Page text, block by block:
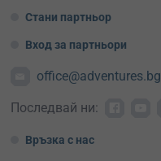
Стани партньор
Вход за партньори
office@adventures.bg
Последвай ни:
Връзка с нас